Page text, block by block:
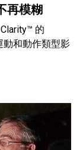
再模糊
的
動和動作類型影